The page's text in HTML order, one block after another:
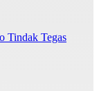
Tindak Tegas